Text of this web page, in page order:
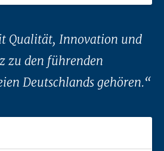
Qualität, Innovation und
zu den führenden
Deutschlands gehören.